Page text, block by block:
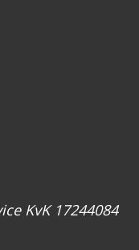
KvK 17244084